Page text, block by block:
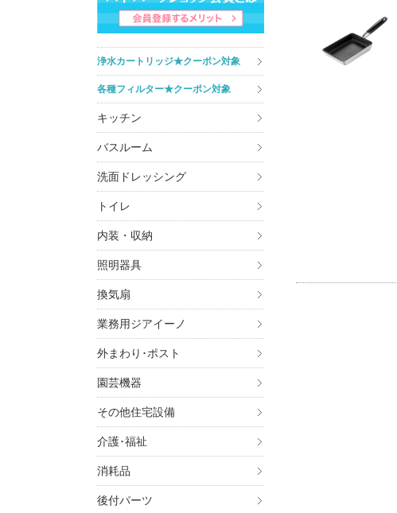
浄水カートリッジ★クーポン対象
各種フィルター★クーポン対象
キッチン
バスルーム
洗面ドレッシング
トイレ
内装・収納
照明器具
換気扇
業務用ジアイーノ
外まわり･ポスト
園芸機器
その他住宅設備
介護･福祉
消耗品
後付パーツ